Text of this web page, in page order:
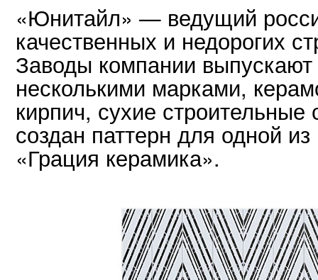
«Юнитайл» — ведущий
качественных и недорогих
Заводы компании
несколькими марками,
кирпич, сухие
создан паттерн для одной
«Грация керамика».